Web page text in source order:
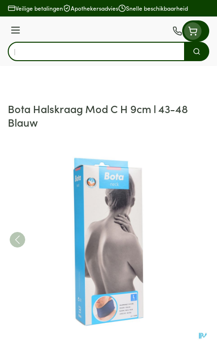
Ga naar de inhoud
Veilige betalingen Apothekersadvies Snelle beschikbaarheid
Menu
Product, merk, categorie...
Zoek
Bota Halskraag Mod C H 9cm l 43-48
Blauw